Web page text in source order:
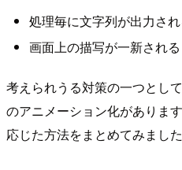
処理毎に文字列が出力さ
画面上の描写が一新される
考えられうる対策の一つとし
のアニメーション化がありま
応じた方法をまとめてみました